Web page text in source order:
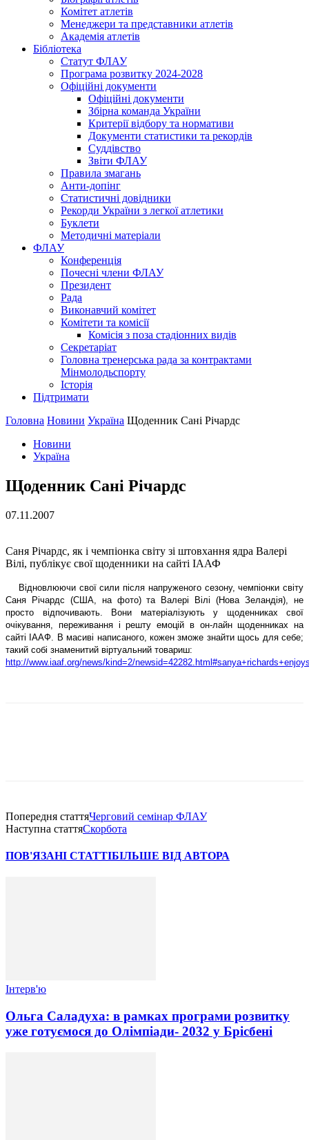
Комітет атлетів
Менеджери та представники атлетів
Академія атлетів
Бібліотека
Статут ФЛАУ
Програма розвитку 2024-2028
Офіційні документи
Офіційні документи
Збірна команда України
Критерії відбору та нормативи
Документи статистики та рекордів
Суддівство
Звіти ФЛАУ
Правила змагань
Анти-допінг
Статистичні довідники
Рекорди України з легкої атлетики
Буклети
Методичні матеріали
ФЛАУ
Конференція
Почесні члени ФЛАУ
Президент
Рада
Виконавчий комітет
Комітети та комісії
Комісія з поза стадіонних видів
Секретаріат
Головна тренерська рада за контрактами
Мінмолодьспорту
Історія
Підтримати
Головна Новини Україна Щоденник Сані Річардс
Новини
Україна
Щоденник Сані Річардс
07.11.2007
Саня Річардс, як і чемпіонка світу зі штовхання ядра Валері
Вілі, публікує свої щоденники на сайті ІААФ
Відновлюючи свої сили після напруженого сезону, чемпіонки світу
Саня Річардс (США, на фото) та Валері Вілі (Нова Зеландія), не
просто відпочивають. Вони матеріалізують у щоденниках свої
очікування, переживання і решту емоцій в он-лайн щоденниках на
сайті ІААФ. В масиві написаного, кожен зможе знайти щось для себе;
такий собі знаменитий віртуальний товариш:
http://www.iaaf.org/news/kind=2/
Попередня статтяЧерговий семінар ФЛАУ
Наступна статтяСкорбота
ПОВ'ЯЗАНІ СТАТТІБІЛЬШЕ ВІД АВТОРА
Інтерв'ю
Ольга Саладуха: в рамках програми розвитку
уже готуємося до Олімпіади- 2032 у Брісбені